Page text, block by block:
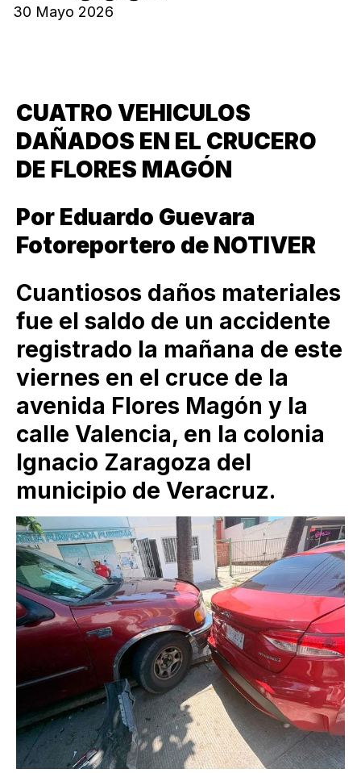
30 Mayo 2026
CUATRO VEHICULOS
DAÑADOS EN EL CRUCERO
DE FLORES MAGÓN
Por Eduardo Guevara
Fotoreportero de NOTIVER
Cuantiosos daños materiales
fue el saldo de un accidente
registrado la mañana de este
viernes en el cruce de la
avenida Flores Magón y la
calle Valencia, en la colonia
Ignacio Zaragoza del
municipio de Veracruz.